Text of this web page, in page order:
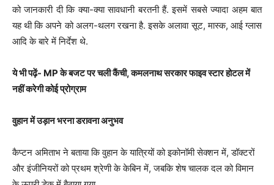
को जानकारी दी कि क्या-क्या सावधानी बरतनी हैं. इसमें सबसे ज्यादा अहम बात
यह थी कि अपने को अलग-थलग रखना है. इसके अलावा सूट, मास्क, आई ग्लास
आदि के बारे में निर्देश थे.
ये भी पढ़ें- MP के बजट पर चली कैंची, कमलनाथ सरकार फाइव स्टार होटल में
नहीं करेगी कोई प्रोग्राम
वुहान में उड़ान भरना डरावना अनुभव
कैप्टन अमिताभ ने बताया कि वुहान के यात्रियों को इकोनॉमी सेक्शन में, डॉक्टरों
और इंजीनियरों को प्रथम श्रेणी के केबिन में, जबकि शेष चालक दल को विमान